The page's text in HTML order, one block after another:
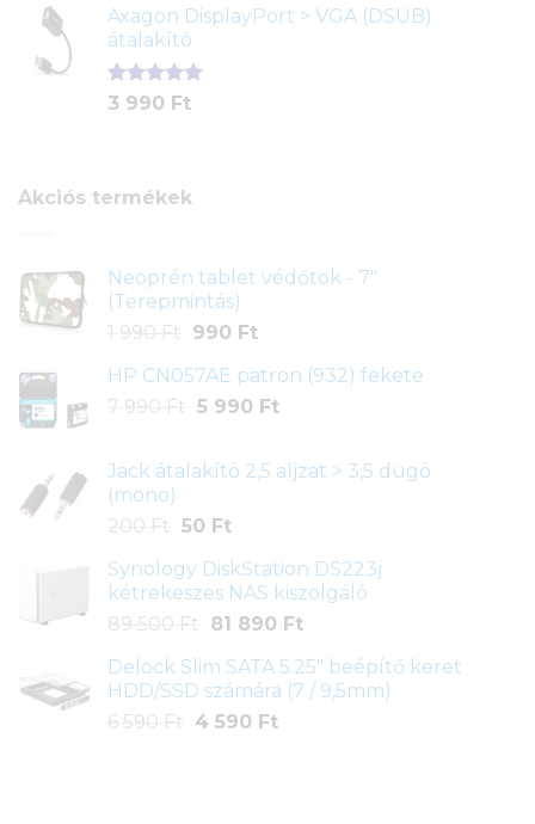
ből,
értékelés
alapján
was:
290 Ft.
is:
Axagon DisplayPort > VGA (DSUB)
átalakító
Értékelés
1
3 990 Ft
Akciós termékek
Neoprén tablet védőtok - 7"
(Terepmintás)
1 990 Ft
Original
was:
1
990 FtCurrent
is:
990 Ft.
HP CN057AE patron (932) fekete
7 990 Ft Original
7
5 990 FtCurrent
5
Jack átalakító 2,5 aljzat > 3,5 dugó
(mono)
200 Ft Original
was:
200 Ft.
50 FtCurrent
is:
50 Ft.
Synology DiskStation DS223j
kétrekeszes NAS kiszolgáló
89 500 Ft
Original
was:
89
500 Ft.
81 890 FtCurrent
is:
81
Delock Slim SATA 5.25" beépítő keret
HDD/SSD számára (7 / 9,5mm)
6 590 Ft
Original
4 590 FtCurrent